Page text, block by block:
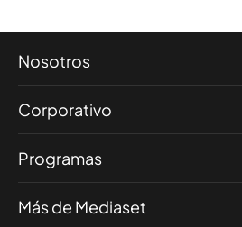
Nosotros
Corporativo
Programas
Más de Mediaset